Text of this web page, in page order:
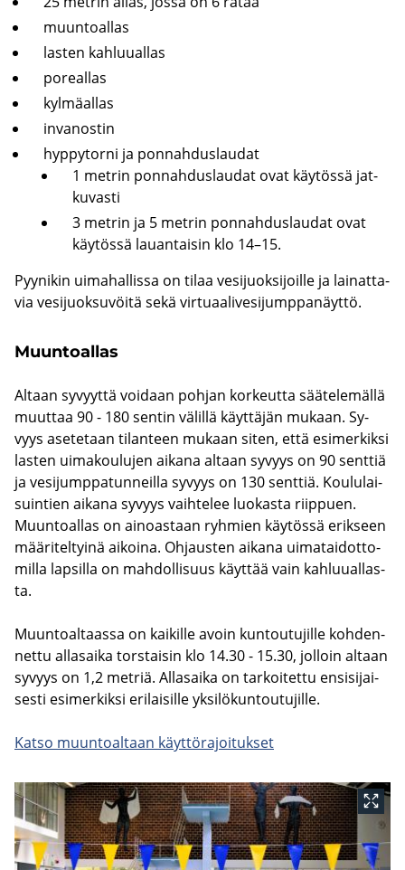
muun­toal­las
las­ten kah­luu­al­las
po­real­las
kyl­mä­al­las
in­va­nos­tin
hyp­py­tor­ni ja pon­nah­dus­lau­dat
1 met­rin pon­nah­dus­lau­dat ovat käy­tös­sä jat­
ku­vas­ti
3 met­rin ja 5 met­rin pon­nah­dus­lau­dat ovat
käy­tös­sä lau­an­tai­sin klo 14–15.
Pyy­ni­kin ui­ma­hal­lis­sa on tilaa ve­si­juok­si­joil­le ja lai­nat­ta­
via ve­si­juok­su­vöi­tä sekä vir­tu­aa­li­ve­si­jump­pa­näyt­tö.
Muun­toal­las
Al­taan sy­vyyt­tä voi­daan poh­jan kor­keut­ta sää­te­le­mäl­lä
muut­taa 90 - 180 sen­tin vä­lil­lä käyt­tä­jän mu­kaan. Sy­
vyys ase­te­taan ti­lan­teen mu­kaan siten, että esi­mer­kik­si
las­ten ui­ma­kou­lu­jen ai­ka­na al­taan sy­vyys on 90 sent­tiä
ja ve­si­jump­pa­tun­neil­la sy­vyys on 130 sent­tiä. Kou­lu­lai­
suin­tien ai­ka­na sy­vyys vaih­te­lee luo­kas­ta riip­puen.
Muun­toal­las on ai­noas­taan ryh­mien käy­tös­sä erik­seen
mää­ri­tel­tyi­nä ai­koi­na. Oh­jaus­ten ai­ka­na ui­ma­tai­dot­to­
mil­la lap­sil­la on mah­dol­li­suus käyt­tää vain kah­luu­al­las­
ta.
Muun­toal­taas­sa on kai­kil­le avoin kun­tou­tu­jil­le koh­den­
net­tu al­la­sai­ka tors­tai­sin klo 14.30 - 15.30, jol­loin al­taan
sy­vyys on 1,2 met­riä. Al­la­sai­ka on tar­koi­tet­tu en­si­si­jai­
ses­ti esi­mer­kik­si eri­lai­sil­le yk­si­lö­kun­tou­tu­jil­le.
Katso muun­toal­taan käyt­tö­ra­joi­tuk­set